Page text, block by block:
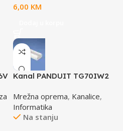
6,00 KM
Kanal PANDUIT TG70IW2
Mrežna oprema, Kanalice,
Informatika
Na stanju